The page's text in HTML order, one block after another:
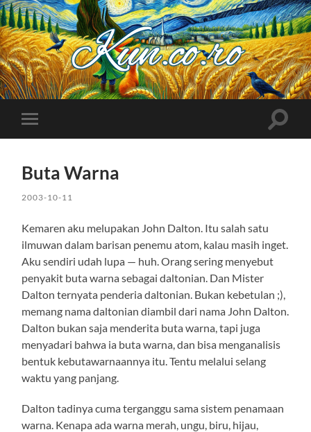
Kuncoro++
Toggle
mobile
Toggle
Buta Warna
2003-10-11
Kemaren aku melupakan John Dalton. Itu salah satu
ilmuwan dalam barisan penemu atom, kalau masih inget.
Aku sendiri udah lupa — huh. Orang sering menyebut
penyakit buta warna sebagai daltonian. Dan Mister
Dalton ternyata penderia daltonian. Bukan kebetulan ;),
memang nama daltonian diambil dari nama John Dalton.
Dalton bukan saja menderita buta warna, tapi juga
menyadari bahwa ia buta warna, dan bisa menganalisis
bentuk kebutawarnaannya itu. Tentu melalui selang
waktu yang panjang.
Dalton tadinya cuma terganggu sama sistem penamaan
warna. Kenapa ada warna merah, ungu, biru, hijau,